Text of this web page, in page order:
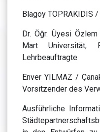
Blagoy TOPRAKIDIS
Dr. Öğr. Üyesi
Mart Universität,
Lehrbeauftragte
Enver YILMAZ /
Vorsitzender des
Ausführliche